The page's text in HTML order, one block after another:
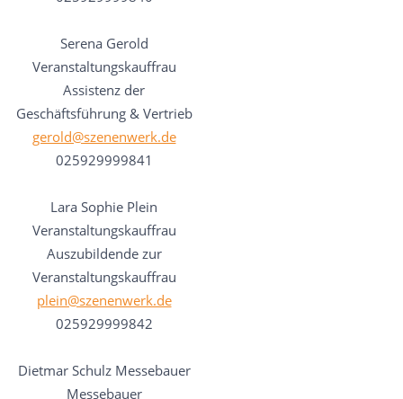
Serena Gerold
Veranstaltungskauffrau
Assistenz der
Geschäftsführung & Vertrieb
gerold@szenenwerk.de
025929999841
Lara Sophie Plein
Veranstaltungskauffrau
Auszubildende zur
Veranstaltungskauffrau
plein@szenenwerk.de
025929999842
Dietmar Schulz Messebauer
Messebauer